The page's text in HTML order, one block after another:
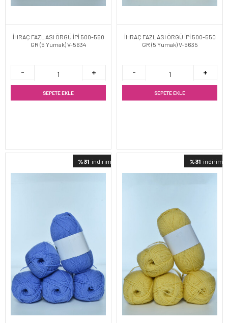
İHRAÇ FAZLASI ÖRGÜ İPİ 500-550
GR (5 Yumak) V-5634
SEPETE EKLE
İHRAÇ FAZLASI ÖRGÜ İPİ 500-550
GR (5 Yumak) V-5635
SEPETE EKLE
%31 indirimli %31 indirimli